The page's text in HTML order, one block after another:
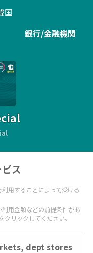
国
銀行/金融機関
ス
用することによって受ける
用金額などの前提条件があ
リックしてください。
dept stores